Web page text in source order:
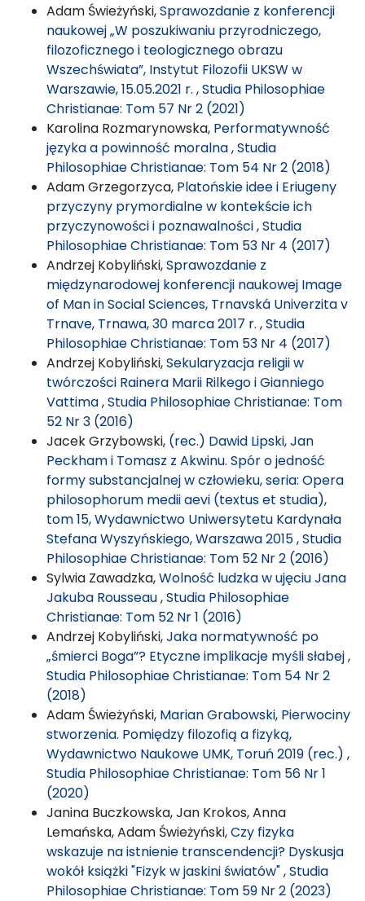
Adam Świeżyński,Sprawozdanie z konferencji
naukowej „W poszukiwaniu przyrodniczego,
filozoficznego i teologicznego obrazu
Wszechświata”, Instytut Filozofii UKSW w
Warszawie, 15.05.2021 r. ,Studia Philosophiae
Christianae: Tom 57 Nr 2 (2021)
Karolina Rozmarynowska, Performatywność
języka a powinność moralna,Studia
Philosophiae Christianae: Tom 54 Nr 2 (2018)
Adam Grzegorzyca, Platońskie idee i Eriugeny
przyczyny prymordialne w kontekście ich
przyczynowości i poznawalności,Studia
Philosophiae Christianae: Tom 53 Nr 4 (2017)
Andrzej Kobyliński,Sprawozdanie z
międzynarodowej konferencji naukowej Image
of Man in Social Sciences, Trnavská Univerzita v
Trnave, Trnawa, 30 marca 2017 r. ,Studia
Philosophiae Christianae: Tom 53 Nr 4 (2017)
Andrzej Kobyliński,Sekularyzacja religii w
twórczości Rainera Marii Rilkego i Gianniego
Vattima,Studia Philosophiae Christianae: Tom
52 Nr 3 (2016)
Jacek Grzybowski, (rec.) Dawid Lipski, Jan
Peckham i Tomasz z Akwinu. Spór o jedność
formy substancjalnej w człowieku, seria: Opera
philosophorum medii aevi (textus et studia),
tom 15, Wydawnictwo Uniwersytetu Kardynała
Stefana Wyszyńskiego, Warszawa 2015,Studia
Philosophiae Christianae: Tom 52 Nr 2 (2016)
Sylwia Zawadzka,Wolność ludzka w ujęciu Jana
Jakuba Rousseau,Studia Philosophiae
Christianae: Tom 52 Nr 1 (2016)
Andrzej Kobyliński,Jaka normatywność po
„śmierci Boga”? Etyczne implikacje myśli słabej,
Studia Philosophiae Christianae: Tom 54 Nr 2
(2018)
Adam Świeżyński, Marian Grabowski, Pierwociny
stworzenia. Pomiędzy filozofią a fizyką,
Wydawnictwo Naukowe UMK, Toruń 2019 (rec.) ,
Studia Philosophiae Christianae: Tom 56 Nr 1
(2020)
Janina Buczkowska, Jan Krokos, Anna
Lemańska, Adam Świeżyński,Czy fizyka
wskazuje na istnienie transcendencji? Dyskusja
wokół książki "Fizyk w jaskini światów",Studia
Philosophiae Christianae: Tom 59 Nr 2 (2023)